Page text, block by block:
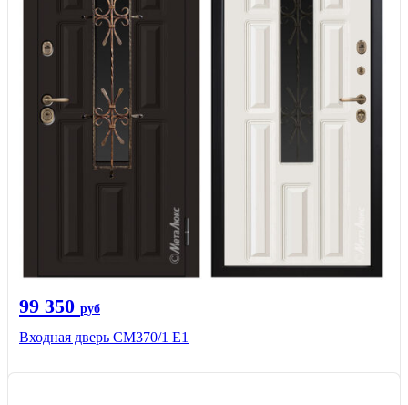
99 350 руб
Входная дверь СМ370/1 Е1